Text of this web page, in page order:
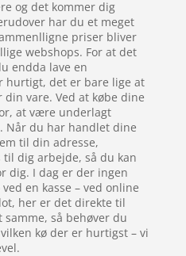
og det kommer dig
har du et meget
priser bliver
webshops. For at det
endda lave en
hurtigt, det er bare lige at
vare. Ved at købe dine
at være underlagt
Når du har handlet dine
til din adresse,
dig arbejde, så du kan
dig. I dag er der ingen
en kasse – ved online
her er det direkte til
samme, så behøver du
kø der er hurtigst – vi